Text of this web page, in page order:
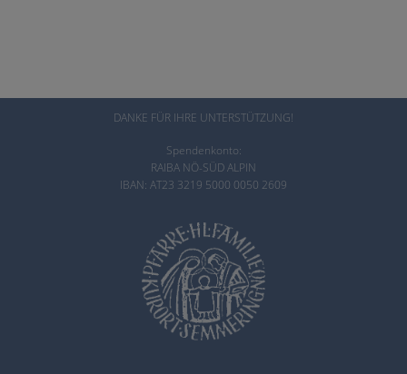
DANKE FÜR IHRE UNTERSTÜTZUNG!
Spendenkonto:
RAIBA NÖ-SÜD ALPIN
IBAN: AT23 3219 5000 0050 2609